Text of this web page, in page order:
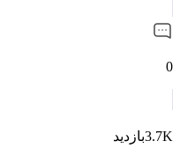
0
3.7Kبازدید